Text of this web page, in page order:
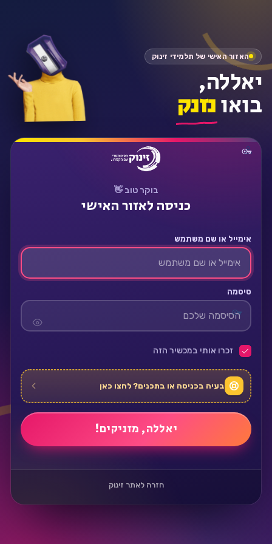
בוקר טוב 👋
כניסה לאזור האישי
אימייל או שם משתמש
סיסמה
זכרו אותי במכשיר הזה
בעיה בכניסה או בתכנים? לחצו כאן
חזרה לאתר זינוק
האזור האישי של תלמידי זינוק
יאללה,
בואונזנק